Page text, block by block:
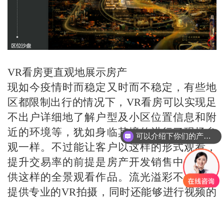
VR看房更直观地展示房产
现如今疫情时而稳定又时而不稳定，有些地
区都限制出行的情况下，VR看房可以实现足
不出户详细地了解户型及小区位置信息和附
近的环境等，犹如身临其境的进行了现场参
观一样。不过能让客户以这样的形式观看，
提升交易率的前提是房产开发销售中心能提
供这样的全景观看作品。流光溢彩不仅可以
提供专业的VR拍摄，同时还能够进行视频的
可以介绍下你们的产品么？